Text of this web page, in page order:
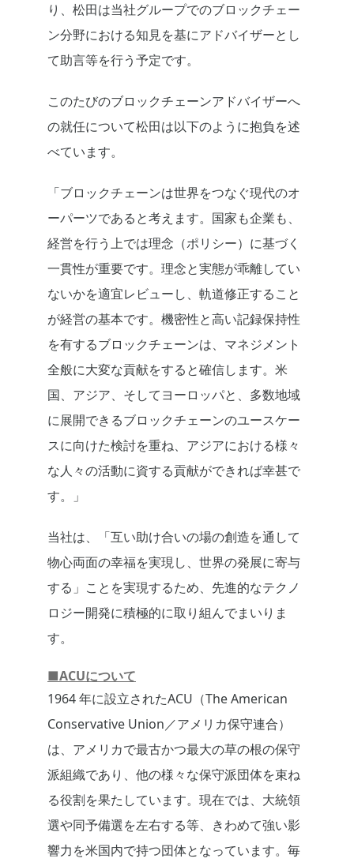
り、松田は当社グループでのブロックチェー
ン分野における知見を基にアドバイザーとし
て助言等を行う予定です。
このたびのブロックチェーンアドバイザーへ
の就任について松田は以下のように抱負を述
べています。
「ブロックチェーンは世界をつなぐ現代のオ
ーパーツであると考えます。国家も企業も、
経営を行う上では理念（ポリシー）に基づく
一貫性が重要です。理念と実態が乖離してい
ないかを適宜レビューし、軌道修正すること
が経営の基本です。機密性と高い記録保持性
を有するブロックチェーンは、マネジメント
全般に大変な貢献をすると確信します。米
国、アジア、そしてヨーロッパと、多数地域
に展開できるブロックチェーンのユースケー
スに向けた検討を重ね、アジアにおける様々
な人々の活動に資する貢献ができれば幸甚で
す。」
当社は、「互い助け合いの場の創造を通して
物心両面の幸福を実現し、世界の発展に寄与
する」ことを実現するため、先進的なテクノ
ロジー開発に積極的に取り組んでまいりま
す。
■ACUについて
1964 年に設立されたACU（The American
Conservative Union／アメリカ保守連合）
は、アメリカで最古かつ最大の草の根の保守
派組織であり、他の様々な保守派団体を束ね
る役割を果たしています。現在では、大統領
選や同予備選を左右する等、きわめて強い影
響力を米国内で持つ団体となっています。毎